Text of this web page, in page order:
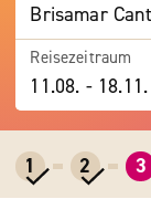
Brisamar
Reisezeitraum
11.08. -18.11.
1 2 3